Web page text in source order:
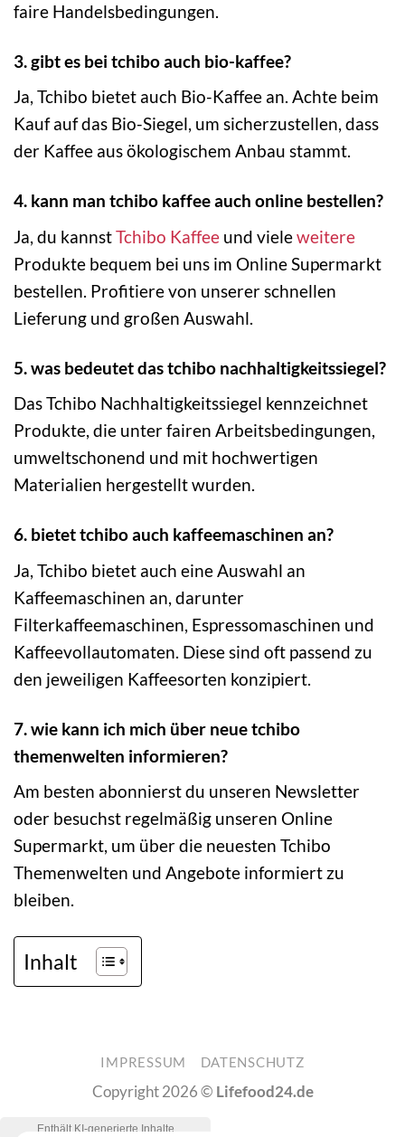
faire Handelsbedingungen.
3. gibt es bei tchibo auch bio-kaffee?
Ja, Tchibo bietet auch Bio-Kaffee an. Achte beim
Kauf auf das Bio-Siegel, um sicherzustellen, dass
der Kaffee aus ökologischem Anbau stammt.
4. kann man tchibo kaffee auch online bestellen?
Ja, du kannstTchibo Kaffee und vieleweitere
Produkte bequem bei uns im Online Supermarkt
bestellen. Profitiere von unserer schnellen
Lieferung und großen Auswahl.
5. was bedeutet das tchibo nachhaltigkeitssiegel?
Das Tchibo Nachhaltigkeitssiegel kennzeichnet
Produkte, die unter fairen Arbeitsbedingungen,
umweltschonend und mit hochwertigen
Materialien hergestellt wurden.
6. bietet tchibo auch kaffeemaschinen an?
Ja, Tchibo bietet auch eine Auswahl an
Kaffeemaschinen an, darunter
Filterkaffeemaschinen, Espressomaschinen und
Kaffeevollautomaten. Diese sind oft passend zu
den jeweiligen Kaffeesorten konzipiert.
7. wie kann ich mich über neue tchibo
themenwelten informieren?
Am besten abonnierst du unseren Newsletter
oder besuchst regelmäßig unseren Online
Supermarkt, um über die neuesten Tchibo
Themenwelten und Angebote informiert zu
bleiben.
Inhalt
IMPRESSUM DATENSCHUTZ
Copyright 2026 © Lifefood24.de